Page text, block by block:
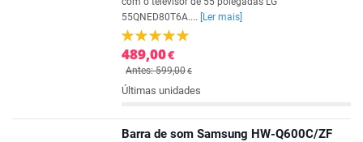
55QNED80T6A....
[Ler mais]
489,00€
Antes: 599,00€
Últimas unidades
Barra de som Samsung HW-Q600C/ZF